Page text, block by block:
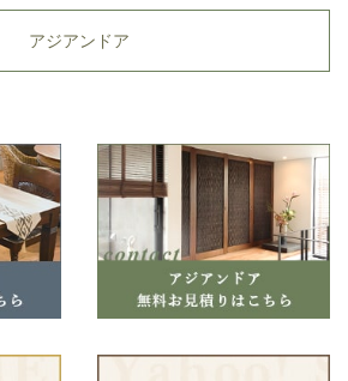
アジアンドア